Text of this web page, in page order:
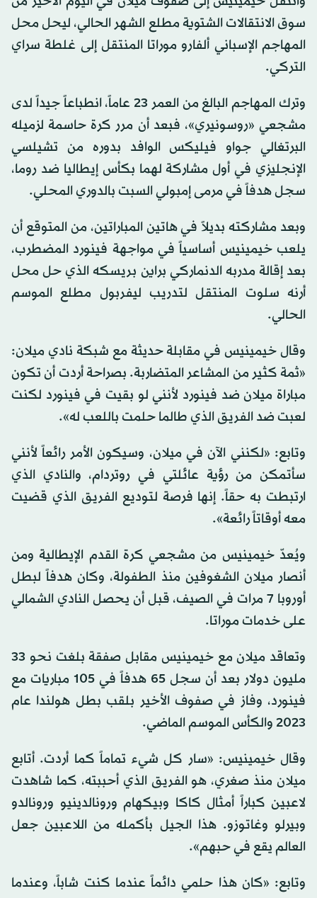
سوق الانتقالات الشتوية مطلع الشهر الحالي، ليحل محل
المهاجم الإسباني ألفارو موراتا المنتقل إلى غلطة سراي
التركي.
وترك المهاجم البالغ من العمر 23 عاماً، انطباعاً جيداً لدى
مشجعي «روسونيري»، فبعد أن مرر كرة حاسمة لزميله
البرتغالي جواو فيليكس الوافد بدوره من تشيلسي
الإنجليزي في أول مشاركة لهما بكأس إيطاليا ضد روما،
سجل هدفاً في مرمى إمبولي السبت بالدوري المحلي.
وبعد مشاركته بديلاً في هاتين المباراتين، من المتوقع أن
يلعب خيمينيس أساسياً في مواجهة فينورد المضطرب،
بعد إقالة مدربه الدنماركي براين بريسكه الذي حل محل
أرنه سلوت المنتقل لتدريب ليفربول مطلع الموسم
الحالي.
وقال خيمينيس في مقابلة حديثة مع شبكة نادي ميلان:
«ثمة كثير من المشاعر المتضاربة. بصراحة أردت أن تكون
مباراة ميلان ضد فينورد لأنني لو بقيت في فينورد لكنت
لعبت ضد الفريق الذي طالما حلمت باللعب له».
وتابع: «لكنني الآن في ميلان، وسيكون الأمر رائعاً لأنني
سأتمكن من رؤية عائلتي في روتردام، والنادي الذي
ارتبطت به حقاً. إنها فرصة لتوديع الفريق الذي قضيت
معه أوقاتاً رائعة».
ويُعدّ خيمينيس من مشجعي كرة القدم الإيطالية ومن
أنصار ميلان الشغوفين منذ الطفولة، وكان هدفاً لبطل
أوروبا 7 مرات في الصيف، قبل أن يحصل النادي الشمالي
على خدمات موراتا.
وتعاقد ميلان مع خيمينيس مقابل صفقة بلغت نحو 33
مليون دولار بعد أن سجل 65 هدفاً في 105 مباريات مع
فينورد، وفاز في صفوف الأخير بلقب بطل هولندا عام
2023 والكأس الموسم الماضي.
وقال خيمينيس: «سار كل شيء تماماً كما أردت. أتابع
ميلان منذ صغري، هو الفريق الذي أحببته، كما شاهدت
لاعبين كباراً أمثال كاكا وبيكهام ورونالدينيو ورونالدو
وبيرلو وغاتوزو. هذا الجيل بأكمله من اللاعبين جعل
العالم يقع في حبهم».
وتابع: «كان هذا حلمي دائماً عندما كنت شاباً، وعندما